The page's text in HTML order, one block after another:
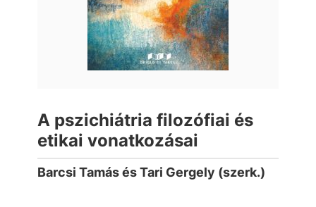
A pszichiátria filozófiai és
etikai vonatkozásai
Barcsi Tamás és Tari Gergely (szerk.)